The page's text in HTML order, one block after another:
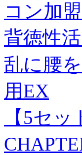
コン加
背徳性
乱に腰
用EX
【5セ